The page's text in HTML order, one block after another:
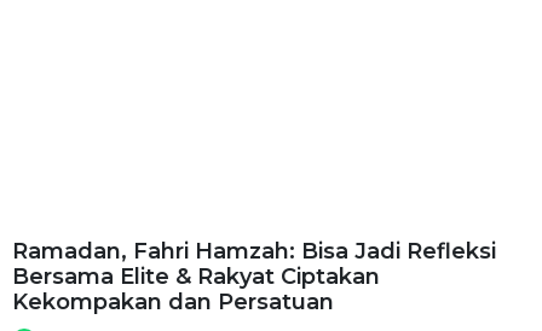
Ramadan, Fahri Hamzah: Bisa Jadi Refleksi
Bersama Elite & Rakyat Ciptakan
Kekompakan dan Persatuan